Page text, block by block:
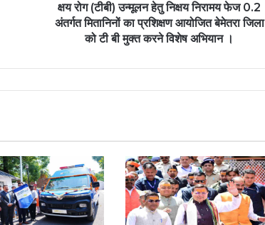
मितानिनों
बी
मुक्त
करने
विशेष
अभियान
।
क्षय रोग (टीबी) उन्मूलन हेतु निक्षय निरामय फेज 0.2
अंतर्गत मितानिनों का प्रशिक्षण आयोजित बेमेतरा जिला
को टी बी मुक्त करने विशेष अभियान ।